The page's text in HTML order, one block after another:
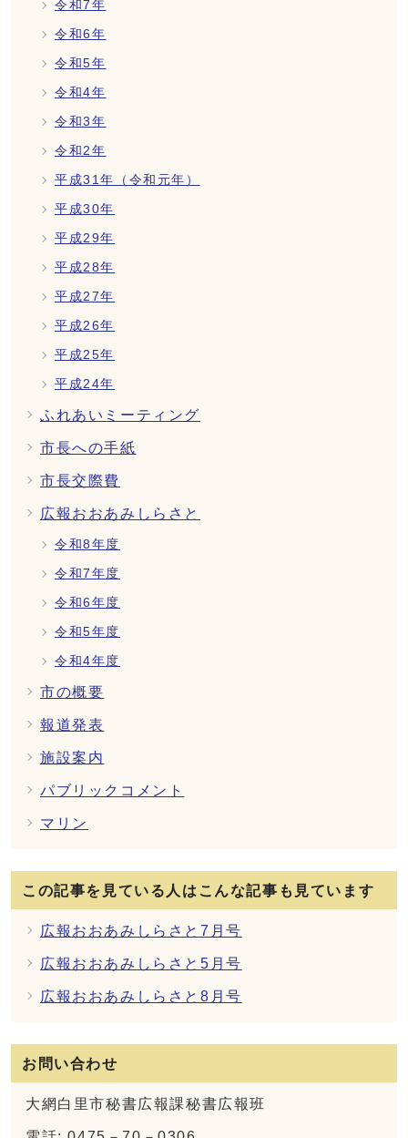
令和7年
令和6年
令和5年
令和4年
令和3年
令和2年
平成31年（令和元年）
平成30年
平成29年
平成28年
平成27年
平成26年
平成25年
平成24年
ふれあいミーティング
市長への手紙
市長交際費
広報おおあみしらさと
令和8年度
令和7年度
令和6年度
令和5年度
令和4年度
市の概要
報道発表
施設案内
パブリックコメント
マリン
この記事を見ている人はこんな記事も見ています
広報おおあみしらさと7月号
広報おおあみしらさと5月号
広報おおあみしらさと8月号
お問い合わせ
大網白里市秘書広報課秘書広報班